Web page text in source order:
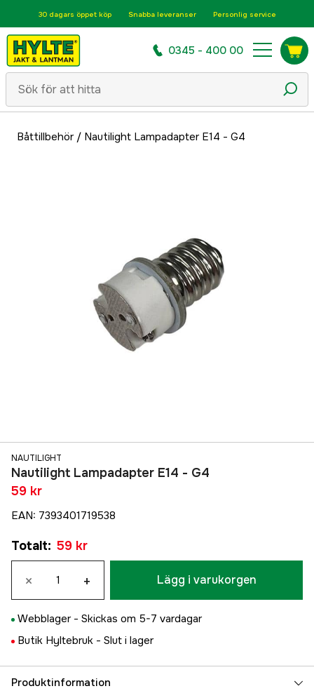
30 dagars öppet köp Snabba leveranser Personlig service
0345 - 400 00
Båttillbehör/ Nautilight Lampadapter E14 - G4
NAUTILIGHT
Nautilight Lampadapter E14 - G4
59 kr
EAN: 7393401719538
Totalt: 59 kr
× + Lägg i varukorgen
Webblager - Skickas om 5-7 vardagar
Butik Hyltebruk - Slut i lager
Produktinformation